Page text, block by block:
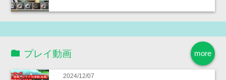
more
プレイ動画
2024/12/07